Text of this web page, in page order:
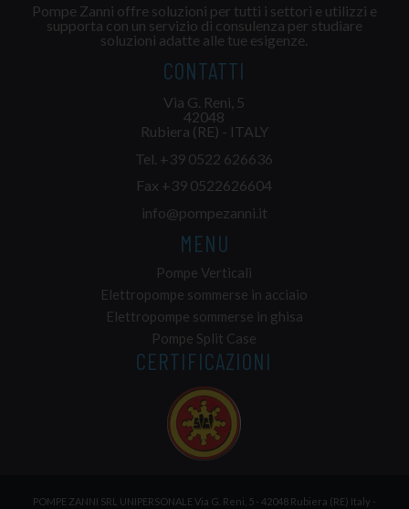
Pompe Zanni offre soluzioni per tutti i settori e utilizzi e
supporta con un servizio di consulenza per studiare
soluzioni adatte alle tue esigenze.
CONTATTI
Via G. Reni, 5
42048
Rubiera (RE) - ITALY
Tel. +39 0522 626636
Fax +39 0522626604
info@pompezanni.it
MENU
Pompe Verticali
Elettropompe sommerse in acciaio
Elettropompe sommerse in ghisa
Pompe Split Case
CERTIFICAZIONI
POMPE ZANNI SRL UNIPERSONALE Via G. Reni, 5 - 42048 Rubiera (RE) Italy -